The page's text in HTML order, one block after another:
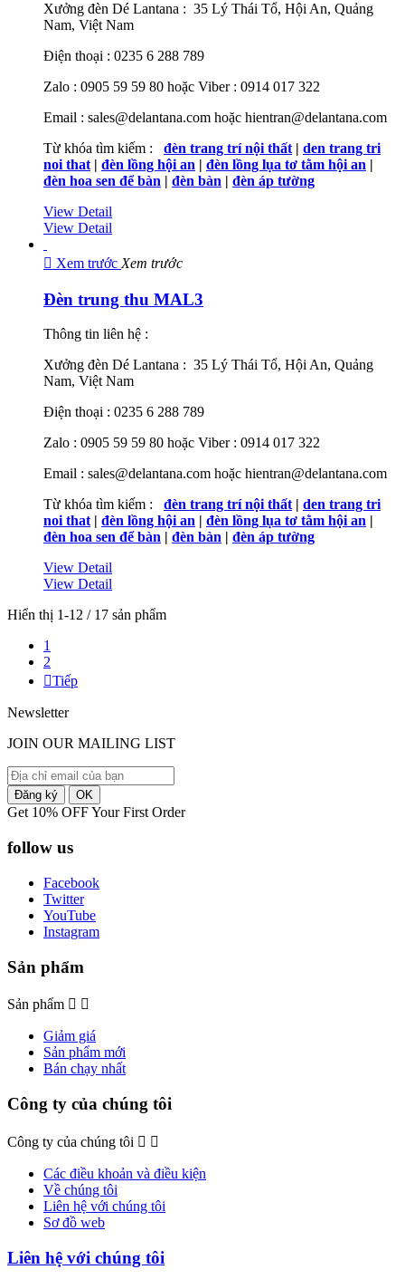
Xưởng đèn Dé Lantana : 35 Lý Thái Tổ, Hội An, Quảng
Nam, Việt Nam
Điện thoại : 0235 6 288 789
Zalo : 0905 59 59 80 hoặc Viber : 0914 017 322
Email : sales@delantana.com hoặc hientran@delantana.com
Từ khóa tìm kiếm :
đèn trang trí nội thất | den trang tri
noi that | đèn lồng hội an | đèn lồng lụa tơ tằm hội an |
đèn hoa sen để bàn | đèn bàn | đèn áp tường
View Detail
View Detail
 Xem trước Xem trước
Đèn trung thu MAL3
Thông tin liên hệ :
Xưởng đèn Dé Lantana : 35 Lý Thái Tổ, Hội An, Quảng
Nam, Việt Nam
Điện thoại : 0235 6 288 789
Zalo : 0905 59 59 80 hoặc Viber : 0914 017 322
Email : sales@delantana.com hoặc hientran@delantana.com
Từ khóa tìm kiếm :
đèn trang trí nội thất| den trang tri
noi that| đèn lồng hội an đèn lồng lụa tơ tằm hội an
đèn hoa sen để bàn
đèn bàn
đèn áp tường
View Detail
View Detail
Hiển thị 1-12 / 17 sản phẩm
1
2
Tiếp
Newsletter
JOIN OUR MAILING LIST
Get 10% OFF Your First Order
follow us
Facebook
Twitter
YouTube
Instagram
Sản phẩm
Sản phẩm  
Giảm giá
Sản phẩm mới
Bán chạy nhất
Công ty của chúng tôi
Công ty của chúng tôi  
Các điều khoản và điều kiện
Về chúng tôi
Liên hệ với chúng tôi
Sơ đồ web
Liên hệ với chúng tôi